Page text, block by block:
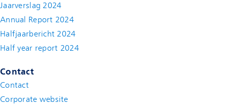
Jaarverslag 2024
Annual Report 2024
Halfjaarbericht 2024
Half year report 2024(new window)
Contact
Contact(new window)
Corporate website